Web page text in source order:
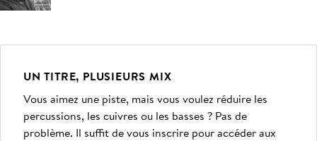
UN TITRE, PLUSIEURS MIX
Vous aimez une piste, mais vous voulez réduire les
percussions, les cuivres ou les basses ? Pas de
problème. Il suffit de vous inscrire pour accéder aux